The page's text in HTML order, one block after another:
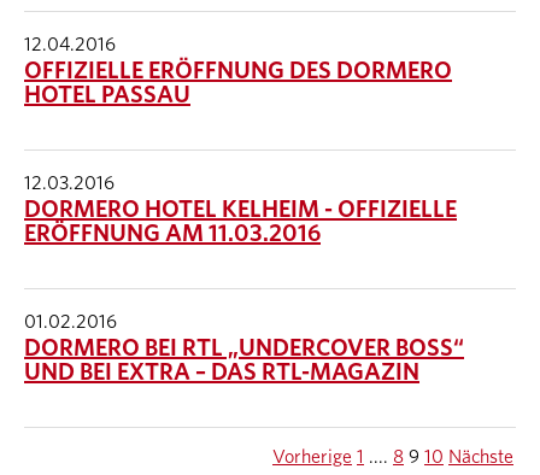
12.04.2016
OFFIZIELLE ERÖFFNUNG DES DORMERO
HOTEL PASSAU
12.03.2016
DORMERO HOTEL KELHEIM - OFFIZIELLE
ERÖFFNUNG AM 11.03.2016
01.02.2016
DORMERO BEI RTL „UNDERCOVER BOSS“
UND BEI EXTRA – DAS RTL-MAGAZIN
Vorherige 1 .... 8 9 10 Nächste